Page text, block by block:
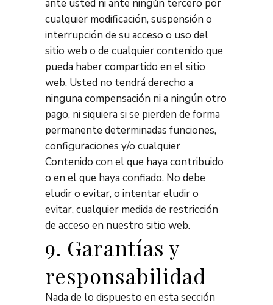
ante usted ni ante ningún tercero por
cualquier modificación, suspensión o
interrupción de su acceso o uso del
sitio web o de cualquier contenido que
pueda haber compartido en el sitio
web. Usted no tendrá derecho a
ninguna compensación ni a ningún otro
pago, ni siquiera si se pierden de forma
permanente determinadas funciones,
configuraciones y/o cualquier
Contenido con el que haya contribuido
o en el que haya confiado. No debe
eludir o evitar, o intentar eludir o
evitar, cualquier medida de restricción
de acceso en nuestro sitio web.
9. Garantías y
responsabilidad
Nada de lo dispuesto en esta sección